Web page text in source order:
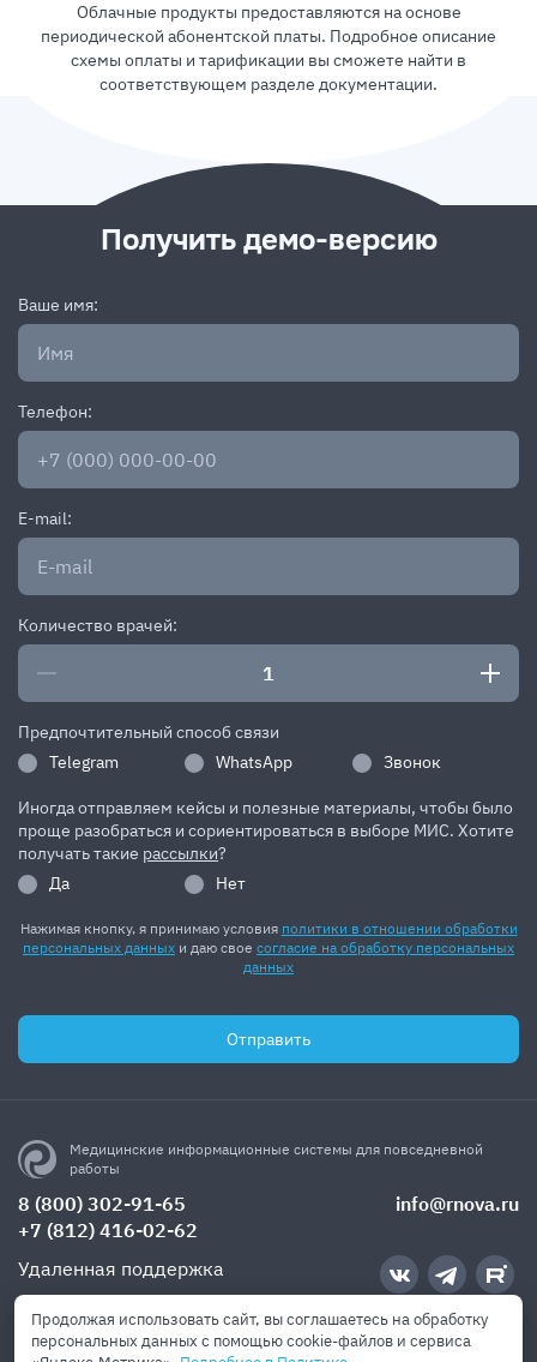
Продолжая использовать сайт, вы соглашаетесь на обработку
персональных данных с помощью cookie-файлов и сервиса
Облачные продукты предоставляются на основе
периодической абонентской платы. Подробное описание
схемы оплаты и тарификации вы сможете найти в
соответствующем разделе документации.
Получить демо-версию
Ваше имя:
Телефон:
E-mail:
Количество врачей:
Предпочтительный способ связи
Telegram
WhatsApp Звонок
Иногда отправляем кейсы и полезные материалы, чтобы было
проще разобраться и сориентироваться в выборе МИС. Хотите
получать такие рассылки?
Да
Нет
Нажимая кнопку, я принимаю условия политики в отношении обработки
персональных данных и даю свое согласие на обработку персональных
данных
Отправить
Медицинские информационные системы для повседневной
работы
8 (800) 302-91-65
+7 (812) 416-02-62
info@rnova.ru
Удаленная поддержка
Политика обработки ПД Лицензионное соглашение
Выписка
из реестра ПО
Свидетельство РОСПАТЕНТ
Выписка аккредитации